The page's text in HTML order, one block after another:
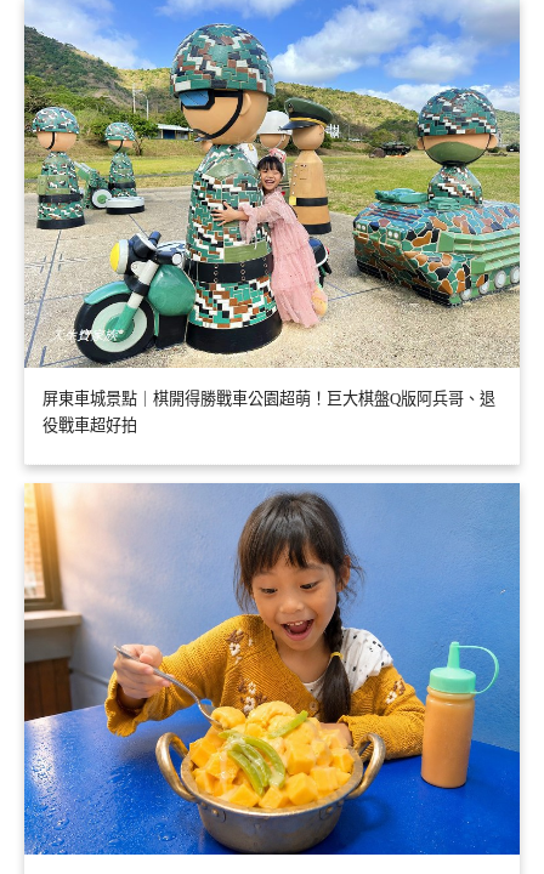
屏東車城景點｜棋開得勝戰車公園超萌！巨大棋盤Q版阿兵哥、退
役戰車超好拍